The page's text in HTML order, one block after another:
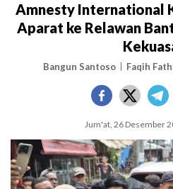
Amnesty International
Aparat ke Relawan
Bangun Santoso Faqih
Jum'at, 26 Desember